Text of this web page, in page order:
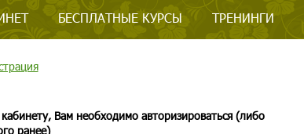
БЕСПЛАТНЫЕ КУРСЫ ТРЕНИНГИ
Вам необходимо авторизироваться (либо
ранее)